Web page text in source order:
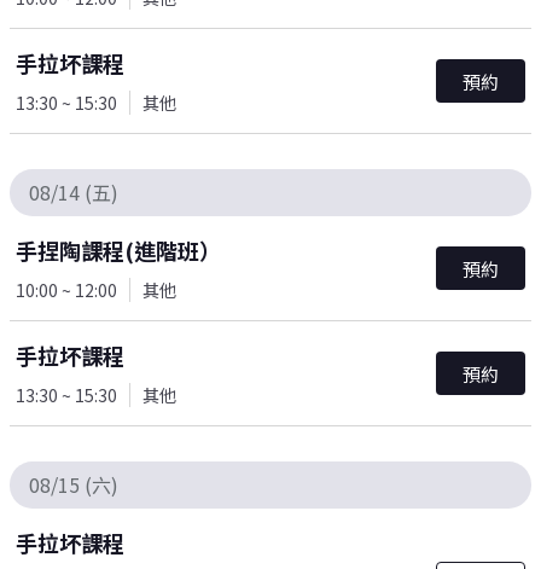
手拉坏課程
13:30 ~ 15:30 其他
預約
08/14 (五)
手捏陶課程(進階班）
10:00 ~ 12:00 其他
預約
手拉坏課程
13:30 ~ 15:30 其他
預約
08/15 (六)
手拉坏課程